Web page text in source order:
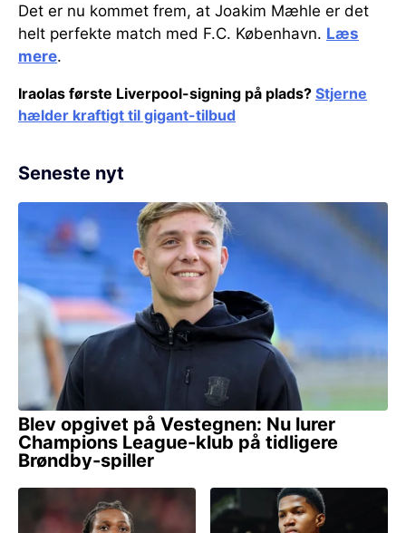
Det er nu kommet frem, at Joakim Mæhle er det
helt perfekte match med F.C. København. Læs
mere.
Iraolas første Liverpool-signing på plads? Stjerne
hælder kraftigt til gigant-tilbud
Seneste nyt